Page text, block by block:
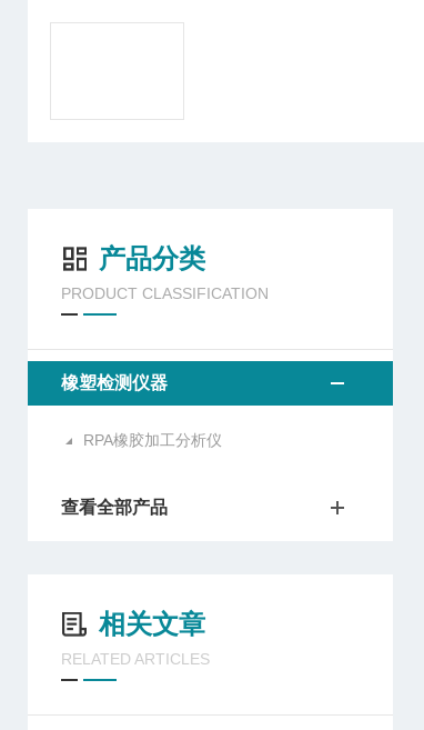
产品分类
PRODUCT CLASSIFICATION
橡塑检测仪器
RPA橡胶加工分析仪
查看全部产品
相关文章
RELATED ARTICLES